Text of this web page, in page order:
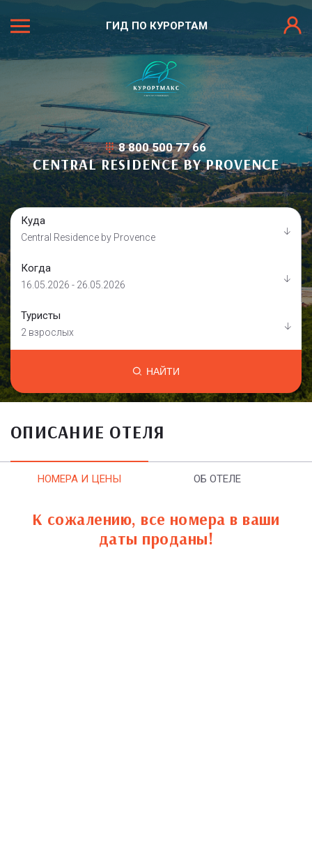
ГИД ПО КУРОРТАМ
8 800 500 77 66
CENTRAL RESIDENCE BY PROVENCE
Куда
Central Residence by Provence
Когда
16.05.2026 - 26.05.2026
Туристы
2 взрослых
НАЙТИ
ОПИСАНИЕ ОТЕЛЯ
НОМЕРА И ЦЕНЫ ОБ ОТЕЛЕ
К сожалению, все номера в ваши
даты проданы!